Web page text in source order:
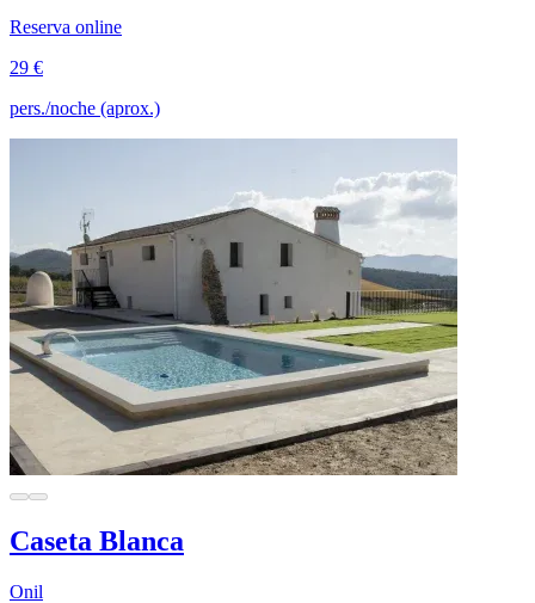
Reserva online
29 €
pers./noche (aprox.)
Caseta Blanca
Onil